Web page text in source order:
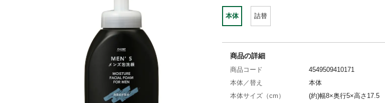
本体 詰替
商品の詳細
商品コード
4549509410171
本体／替え
本体
本体サイズ（cm）
(約)幅8×奥行5×高さ17.5